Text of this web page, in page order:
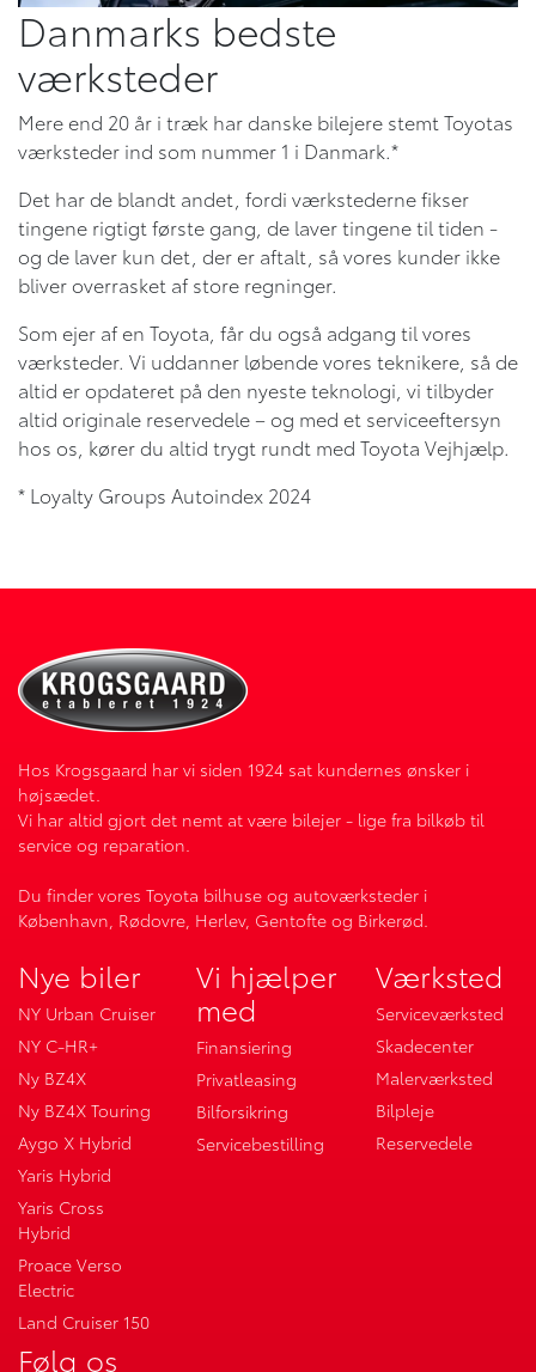
Danmarks bedste
værksteder
Mere end 20 år i træk har danske bilejere stemt Toyotas
værksteder ind som nummer 1 i Danmark.*
Det har de blandt andet, fordi værkstederne fikser
tingene rigtigt første gang, de laver tingene til tiden -
og de laver kun det, der er aftalt, så vores kunder ikke
bliver overrasket af store regninger.
Som ejer af en Toyota, får du også adgang til vores
værksteder. Vi uddanner løbende vores teknikere, så de
altid er opdateret på den nyeste teknologi, vi tilbyder
altid originale reservedele – og med et serviceeftersyn
hos os, kører du altid trygt rundt med Toyota Vejhjælp.
* Loyalty Groups Autoindex 2024
Hos Krogsgaard har vi siden 1924 sat kundernes ønsker i
højsædet.
Vi har altid gjort det nemt at være bilejer - lige fra bilkøb til
service og reparation.
Du finder vores Toyota bilhuse og autoværksteder i
København, Rødovre, Herlev, Gentofte og Birkerød.
Nye biler
NY Urban Cruiser
NY C-HR+
Ny BZ4X
Ny BZ4X Touring
Aygo X Hybrid
Yaris Hybrid
Yaris Cross
Hybrid
Proace Verso
Electric
Land Cruiser 150
Vi hjælper
med
Finansiering
Privatleasing
Bilforsikring
Servicebestilling
Værksted
Serviceværksted
Skadecenter
Malerværksted
Bilpleje
Reservedele
Følg os